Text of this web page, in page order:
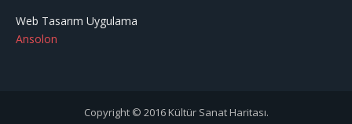
Web Tasarım Uygulama
Ansolon
Copyright © 2016 Kültür Sanat Haritası.